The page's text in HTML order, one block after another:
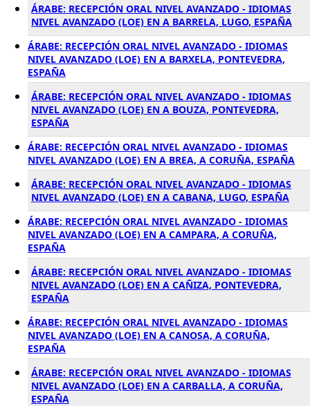
ÁRABE: RECEPCIÓN ORAL NIVEL AVANZADO - IDIOMAS
NIVEL AVANZADO (LOE) EN A BARRELA, LUGO, ESPAÑA
ÁRABE: RECEPCIÓN ORAL NIVEL AVANZADO - IDIOMAS
NIVEL AVANZADO (LOE) EN A BARXELA, PONTEVEDRA,
ESPAÑA
ÁRABE: RECEPCIÓN ORAL NIVEL AVANZADO - IDIOMAS
NIVEL AVANZADO (LOE) EN A BOUZA, PONTEVEDRA,
ESPAÑA
ÁRABE: RECEPCIÓN ORAL NIVEL AVANZADO - IDIOMAS
NIVEL AVANZADO (LOE) EN A BREA, A CORUÑA, ESPAÑA
ÁRABE: RECEPCIÓN ORAL NIVEL AVANZADO - IDIOMAS
NIVEL AVANZADO (LOE) EN A CABANA, LUGO, ESPAÑA
ÁRABE: RECEPCIÓN ORAL NIVEL AVANZADO - IDIOMAS
NIVEL AVANZADO (LOE) EN A CAMPARA, A CORUÑA,
ESPAÑA
ÁRABE: RECEPCIÓN ORAL NIVEL AVANZADO - IDIOMAS
NIVEL AVANZADO (LOE) EN A CAÑIZA, PONTEVEDRA,
ESPAÑA
ÁRABE: RECEPCIÓN ORAL NIVEL AVANZADO - IDIOMAS
NIVEL AVANZADO (LOE) EN A CANOSA, A CORUÑA,
ESPAÑA
ÁRABE: RECEPCIÓN ORAL NIVEL AVANZADO - IDIOMAS
NIVEL AVANZADO (LOE) EN A CARBALLA, A CORUÑA,
ESPAÑA